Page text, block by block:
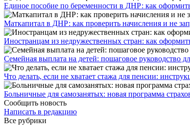
Единое пособие по беременности в ДНР: как оформить
​Маткапитал в ДНР: как проверить начисления и не
Иностранцам из недружественных стран: как
Семейная выплата на детей: пошаговое руководство
Что делать, если не хватает стажа для пенсии:
Больничные для самозанятых: новая программа
Сообщить новость
Написать в редакцию
Все рубрики